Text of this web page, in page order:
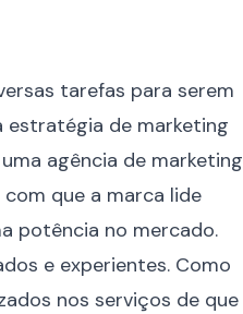
tarefas para serem
estratégia de marketing
agência de marketing
que a marca lide
potência no mercado.
e experientes. Como
nos serviços de que